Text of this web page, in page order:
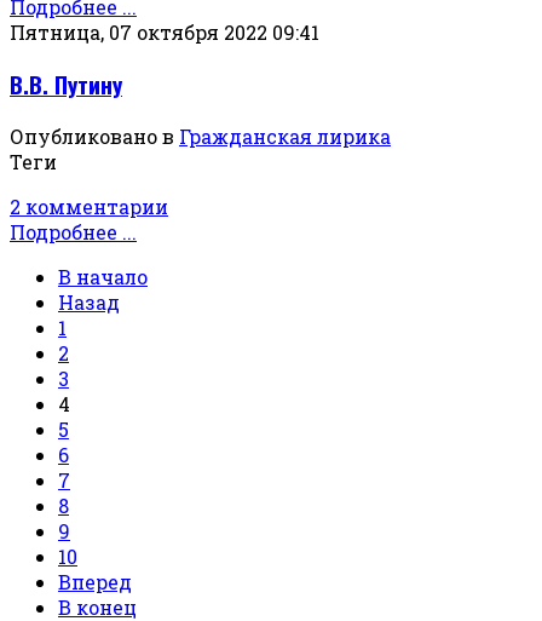
Подробнее ...
Пятница, 07 октября 2022 09:41
В.В. Путину
Опубликовано в Гражданская лирика
Теги
2 комментарии
Подробнее ...
В начало
Назад
1
2
3
4
5
6
7
8
9
10
Вперед
В конец